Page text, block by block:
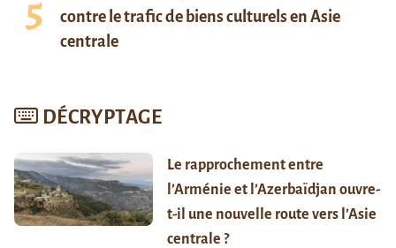
contre le trafic de biens culturels en Asie
centrale
DÉCRYPTAGE
Le rapprochement entre
l’Arménie et l’Azerbaïdjan ouvre-
t-il une nouvelle route vers l’Asie
centrale ?